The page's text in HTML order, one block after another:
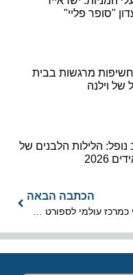
"סופר פליי"
מרגשות בבית
וילנה
הלילות הלבנים של
הכתבה הבאה
דובאי כמרכז עולמי לספורט אלקטרוני וחדשנות דיגיטלית